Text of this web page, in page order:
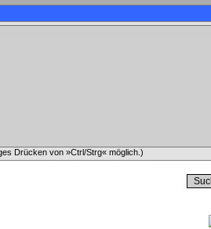
Drücken von »Ctrl/Strg« möglich.)